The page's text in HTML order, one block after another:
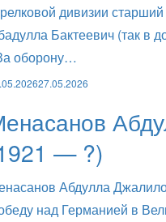
дивизии
Бактеевич (так в
оборону…
27.05.2026
— ?)
Абдулла
над Германией в